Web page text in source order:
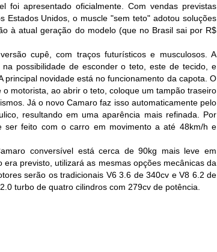
foi apresentado oficialmente. Com vendas previstas
Estados Unidos, o muscle "sem teto" adotou soluções
à atual geração do modelo (que no Brasil sai por R$
cupê, com traços futurísticos e musculosos. A
possibilidade de esconder o teto, este de tecido, e
principal novidade está no funcionamento da capota. O
o motorista, ao abrir o teto, coloque um tampão traseiro
Já o novo Camaro faz isso automaticamente pelo
resultando em uma aparência mais refinada. Por
ser feito com o carro em movimento a até 48km/h e
conversível está cerca de 90kg mais leve em
era previsto, utilizará as mesmas opções mecânicas da
serão os tradicionais V6 3.6 de 340cv e V8 6.2 de
turbo de quatro cilindros com 279cv de potência.